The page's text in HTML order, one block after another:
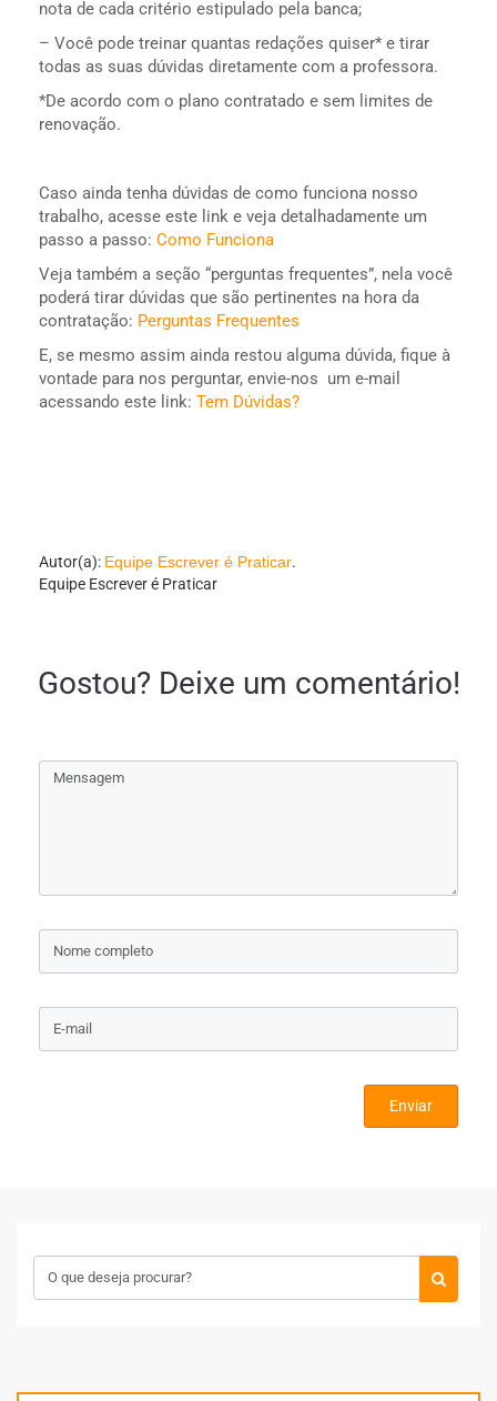
nota de cada critério estipulado pela banca;
– Você pode treinar quantas redações quiser* e tirar
todas as suas dúvidas diretamente com a professora.
*De acordo com o plano contratado e sem limites de
renovação.
Caso ainda tenha dúvidas de como funciona nosso
trabalho, acesse este link e veja detalhadamente um
passo a passo: Como Funciona
Veja também a seção “perguntas frequentes”, nela você
poderá tirar dúvidas que são pertinentes na hora da
contratação: Perguntas Frequentes
E, se mesmo assim ainda restou alguma dúvida, fique à
vontade para nos perguntar, envie-nos um e-mail
acessando este link: Tem Dúvidas?
Autor(a): Equipe Escrever é Praticar.
Equipe Escrever é Praticar
Gostou? Deixe um comentário!
Enviar